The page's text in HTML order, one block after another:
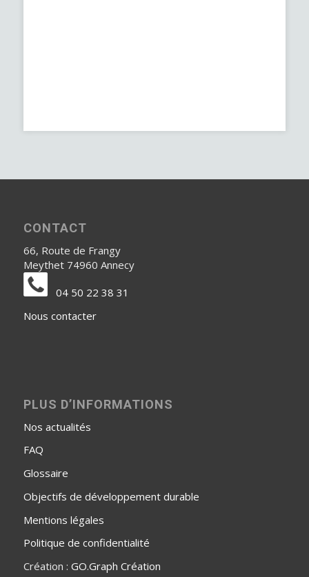
CONTACT
66, Route de Frangy
Meythet 74960 Annecy
04 50 22 38 31
Nous contacter
PLUS D’INFORMATIONS
Nos actualités
FAQ
Glossaire
Objectifs de développement durable
Mentions légales
Politique de confidentialité
Création : GO.Graph Création